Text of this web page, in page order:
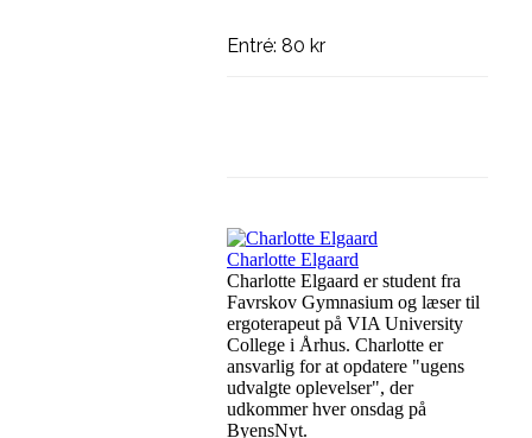
Entré: 80 kr
Charlotte Elgaard
Charlotte Elgaard er student fra
Favrskov Gymnasium og læser til
ergoterapeut på VIA University
College i Århus. Charlotte er
ansvarlig for at opdatere "ugens
udvalgte oplevelser", der
udkommer hver onsdag på
ByensNyt.